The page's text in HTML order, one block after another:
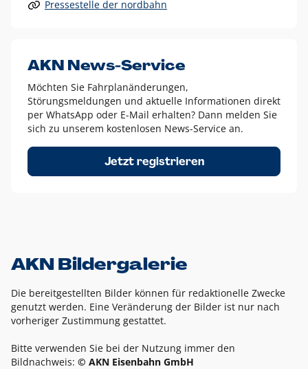
Alle anderen Logo-Varianten dürfen nur in Ausnahmefällen
Diese Ausnahmen sind zum Beispiel:
dem AKN Blau,
weißes Logo auf Fotohintergründen,
schwarzes Logo für reine Schwarz-Weiß-Umsetzungen
Um das Logo herum muss ein Schutzraum von jeweils einer
Höhe bzw. Breite des N aus AKN in alle Richtungen
Pressestelle der nordbahn
AKN News-Service
Möchten Sie Fahrplanänderungen,
Störungsmeldungen und aktuelle Informationen direkt
per WhatsApp oder E-Mail erhalten? Dann melden Sie
sich zu unserem kostenlosen News-Service an.
Jetzt registrieren
AKN Bildergalerie
Die bereitgestellten Bilder können für redaktionelle Zwecke
genutzt werden. Eine Veränderung der Bilder ist nur nach
vorheriger Zustimmung gestattet.
Bitte verwenden Sie bei der Nutzung immer den
Bildnachweis: © AKN Eisenbahn GmbH